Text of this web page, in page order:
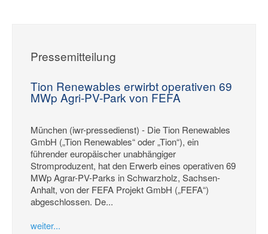
Pressemitteilung
Tion Renewables erwirbt operativen 69
MWp Agri-PV-Park von FEFA
München (iwr-pressedienst) - Die Tion Renewables
GmbH („Tion Renewables“ oder „Tion“), ein
führender europäischer unabhängiger
Stromproduzent, hat den Erwerb eines operativen 69
MWp Agrar-PV-Parks in Schwarzholz, Sachsen-
Anhalt, von der FEFA Projekt GmbH („FEFA“)
abgeschlossen. De...
weiter...